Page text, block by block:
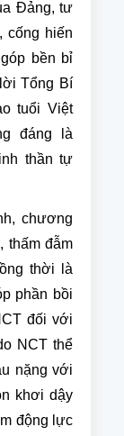
Đảng, tư
cống hiến
bền bỉ
Tổng Bí
tuổi Việt
đáng là
thần tự
chương
thấm đẫm
thời là
phần bồi
đối với
NCT thể
nặng với
khơi dậy
động lực